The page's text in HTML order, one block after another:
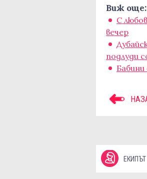
Виж още:
С
вечер
подлуди
Бабини
ЕКИПЪТ